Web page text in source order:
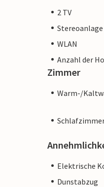
2 TV
Stereoanlage
WLAN
Anzahl der
Zimmer
Warm-/
Elektrische
Dunstabzug